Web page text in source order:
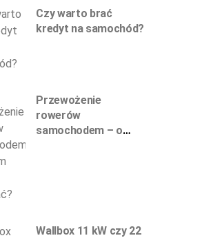
Czy warto brać
kredyt na samochód?
Przewożenie
rowerów
samochodem – o
Wallbox 11 kW czy 22